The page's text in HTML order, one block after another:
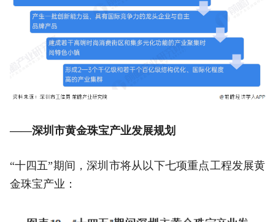
——深圳市黄金珠宝产业发展规划
“十四五”期间，深圳市将从以下七项重点工程发展黄
金珠宝产业：